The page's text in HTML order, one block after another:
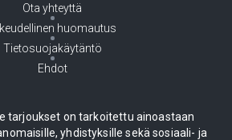
Ota yhteyttä
huomautus
Tietosuojakäytäntö
Ehdot
tarjoukset on tarkoitettu ainoastaan
yhdistyksille sekä sosiaali- ja